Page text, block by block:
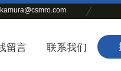
留言 联系我们